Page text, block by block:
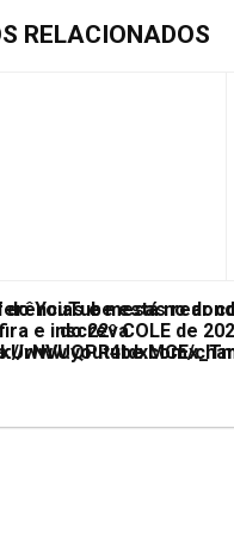
RELACIONADOS
e mesas
e inscreva
do YouTube está no ar
do 22º COLE de
www.youtube.com/